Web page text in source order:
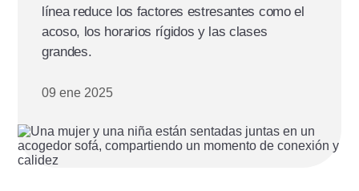
línea reduce los factores estresantes como el
acoso, los horarios rígidos y las clases
grandes.
09 ene 2025